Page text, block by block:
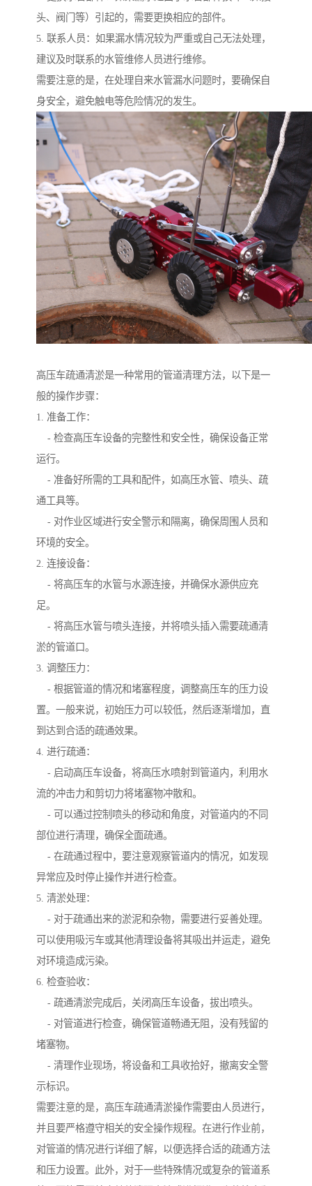
头、阀门等）引起的，需要更换相应的部件。
5. 联系人员：如果漏水情况较为严重或自己无法处理，
建议及时联系的水管维修人员进行维修。
需要注意的是，在处理自来水管漏水问题时，要确保自
身安全，避免触电等危险情况的发生。
高压车疏通清淤是一种常用的管道清理方法，以下是一
般的操作步骤：
1. 准备工作：
- 检查高压车设备的完整性和安全性，确保设备正常
运行。
- 准备好所需的工具和配件，如高压水管、喷头、疏
通工具等。
- 对作业区域进行安全警示和隔离，确保周围人员和
环境的安全。
2. 连接设备：
- 将高压车的水管与水源连接，并确保水源供应充
足。
- 将高压水管与喷头连接，并将喷头插入需要疏通清
淤的管道口。
3. 调整压力：
- 根据管道的情况和堵塞程度，调整高压车的压力设
置。一般来说，初始压力可以较低，然后逐渐增加，直
到达到合适的疏通效果。
4. 进行疏通：
- 启动高压车设备，将高压水喷射到管道内，利用水
流的冲击力和剪切力将堵塞物冲散和。
- 可以通过控制喷头的移动和角度，对管道内的不同
部位进行清理，确保全面疏通。
- 在疏通过程中，要注意观察管道内的情况，如发现
异常应及时停止操作并进行检查。
5. 清淤处理：
- 对于疏通出来的淤泥和杂物，需要进行妥善处理。
可以使用吸污车或其他清理设备将其吸出并运走，避免
对环境造成污染。
6. 检查验收：
- 疏通清淤完成后，关闭高压车设备，拔出喷头。
- 对管道进行检查，确保管道畅通无阻，没有残留的
堵塞物。
- 清理作业现场，将设备和工具收拾好，撤离安全警
示标识。
需要注意的是，高压车疏通清淤操作需要由人员进行，
并且要严格遵守相关的安全操作规程。在进行作业前，
对管道的情况进行详细了解，以便选择合适的疏通方法
和压力设置。此外，对于一些特殊情况或复杂的管道系